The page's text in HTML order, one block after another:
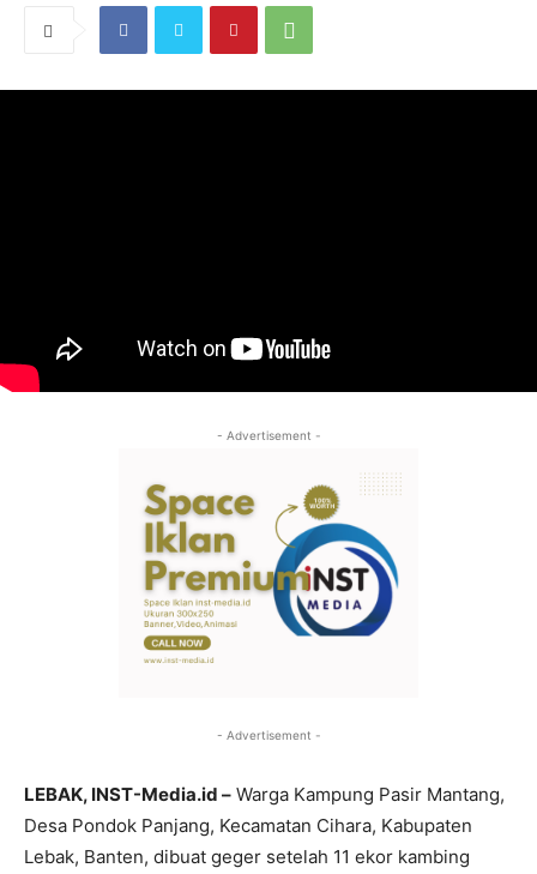
- Advertisement -
- Advertisement -
LEBAK, INST-Media.id – Warga Kampung Pasir Mantang,
Desa Pondok Panjang, Kecamatan Cihara, Kabupaten
Lebak, Banten, dibuat geger setelah 11 ekor kambing